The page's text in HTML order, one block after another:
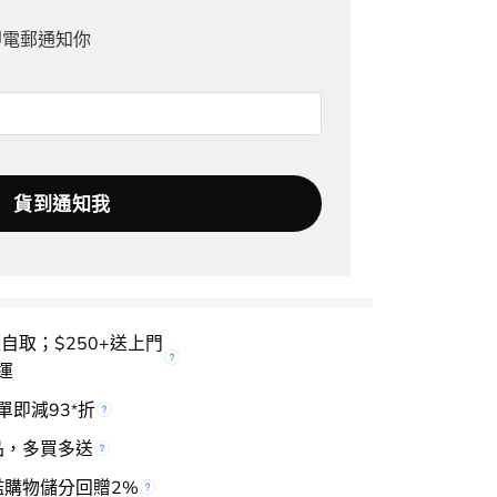
郵通知你
取；$250+送上門
即減93*折
多買多送
物儲分回贈2%